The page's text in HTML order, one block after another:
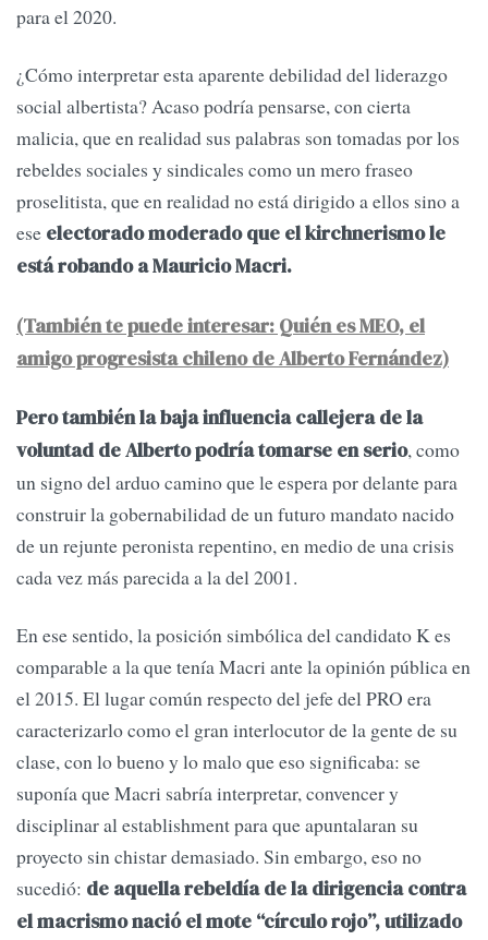
para el 2020.
¿Cómo interpretar esta aparente debilidad del liderazgo
social albertista? Acaso podría pensarse, con cierta
malicia, que en realidad sus palabras son tomadas por los
rebeldes sociales y sindicales como un mero fraseo
proselitista, que en realidad no está dirigido a ellos sino a
ese electorado moderado que el kirchnerismo le
está robando a Mauricio Macri.
(También te puede interesar: Quién es MEO, el
amigo progresista chileno de Alberto Fernández)
Pero también la baja influencia callejera de la
voluntad de Alberto podría tomarse en serio, como
un signo del arduo camino que le espera por delante para
construir la gobernabilidad de un futuro mandato nacido
de un rejunte peronista repentino, en medio de una crisis
cada vez más parecida a la del 2001.
En ese sentido, la posición simbólica del candidato K es
comparable a la que tenía Macri ante la opinión pública en
el 2015. El lugar común respecto del jefe del PRO era
caracterizarlo como el gran interlocutor de la gente de su
clase, con lo bueno y lo malo que eso significaba: se
suponía que Macri sabría interpretar, convencer y
disciplinar al establishment para que apuntalaran su
proyecto sin chistar demasiado. Sin embargo, eso no
sucedió: de aquella rebeldía de la dirigencia contra
el macrismo nació el mote “círculo rojo”, utilizado